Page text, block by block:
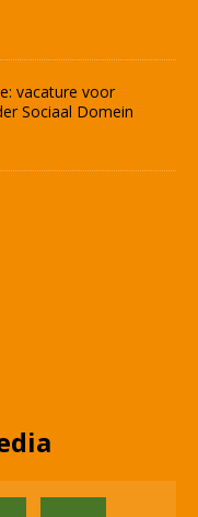
vacature voor
Sociaal Domein